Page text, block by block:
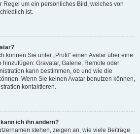
Regel um ein persönliches Bild, welches von
ist.
können Sie unter „Profil“ einen Avatar über eine
Gravatar, Galerie, Remote oder
kann bestimmen, ob und wie die
Wenn Sie keinen Avatar benutzen können,
kontaktieren.
ich ihn ändern?
stehen, zeigen an, wie viele Beiträge